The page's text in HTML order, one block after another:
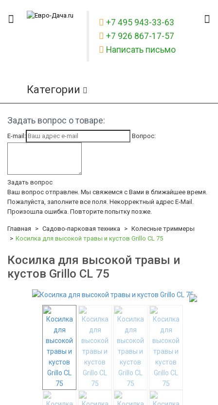
+7 495 943-33-63
+7 926 867-17-57
Написать письмо
Категории
Задать вопрос о товаре:
E-mail: Вопрос:
Задать вопрос
Ваш вопрос отправлен. Мы свяжемся с Вами в ближайшее время.
Пожалуйста, заполните все поля. Некорректный адрес E-Mail.
Произошла ошибка. Повторите попытку позже.
Главная Садово-парковая техника
Колесные триммеры
Косилка для высокой травы и кустов Grillo CL 75
Косилка для высокой травы и
кустов Grillo CL 75